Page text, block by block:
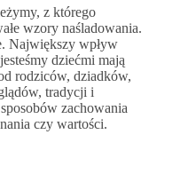
z którego
wzory naśladowania.
Największy wpływ
dziećmi mają
rodziców, dziadków,
tradycji i
zachowania
czy wartości.